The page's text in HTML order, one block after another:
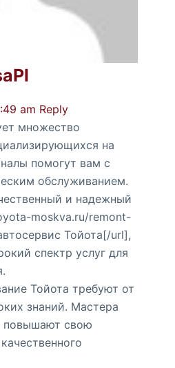
am Reply
множество
на
помогут вам с
обслуживанием.
и надежный
moskva.ru/remont-
Тойота[/url],
спектр услуг для
Тойота требуют от
знаний. Мастера
повышают свою